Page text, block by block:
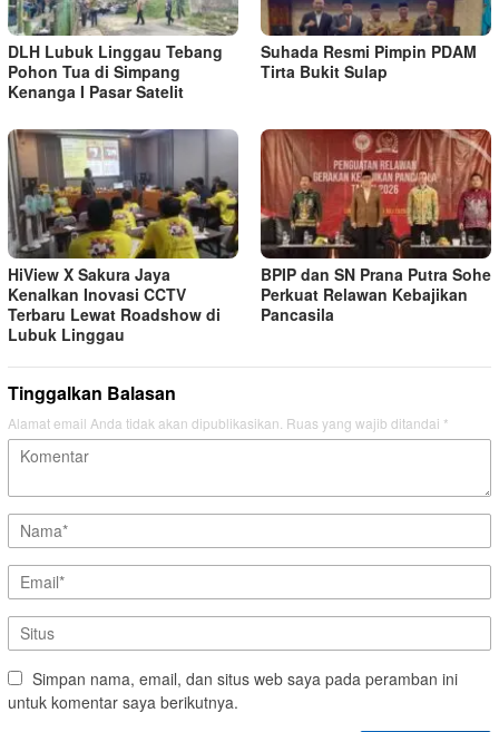
DLH Lubuk Linggau Tebang
Pohon Tua di Simpang
Kenanga I Pasar Satelit
Suhada Resmi Pimpin PDAM
Tirta Bukit Sulap
HiView X Sakura Jaya
Kenalkan Inovasi CCTV
Terbaru Lewat Roadshow di
Lubuk Linggau
BPIP dan SN Prana Putra Sohe
Perkuat Relawan Kebajikan
Pancasila
Tinggalkan Balasan
Alamat email Anda tidak akan dipublikasikan. Ruas yang wajib ditandai *
Simpan nama, email, dan situs web saya pada peramban ini
untuk komentar saya berikutnya.